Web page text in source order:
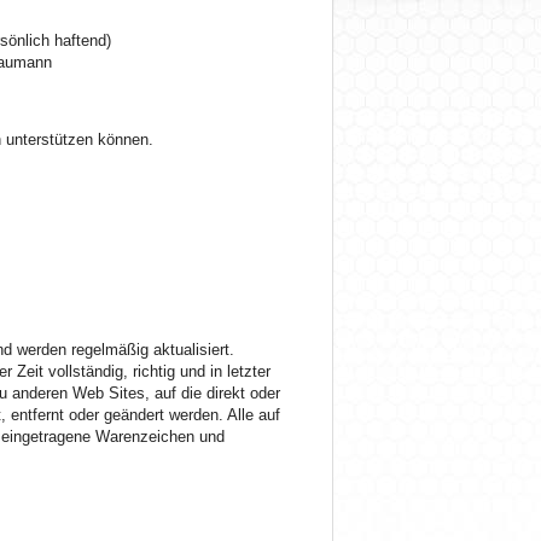
haftend)
können.
werden regelmäßig aktualisiert.
Zeit vollständig, richtig und in letzter
anderen Web Sites, auf die direkt oder
entfernt oder geändert werden. Alle auf
Warenzeichen und